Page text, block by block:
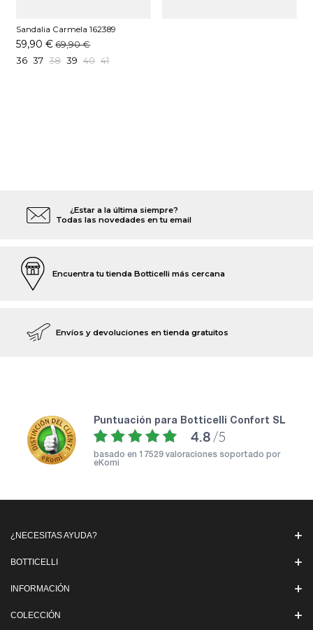
Sandalia Carmela 162389
Leopardo
59,90 € 69,90 €
36 37 38 39 40 41
¿Estar a la última siempre?
Todas las novedades en tu email
Encuentra tu tienda Botticelli más cercana
Envíos y devoluciones en tienda gratuitos
puntuación para Botticelli Confort SL
4.8 /5
basado en 17529 valoraciones soportado por
eKomi
¿NECESITAS AYUDA?
BOTTICELLI
INFORMACIÓN
COLECCIÓN